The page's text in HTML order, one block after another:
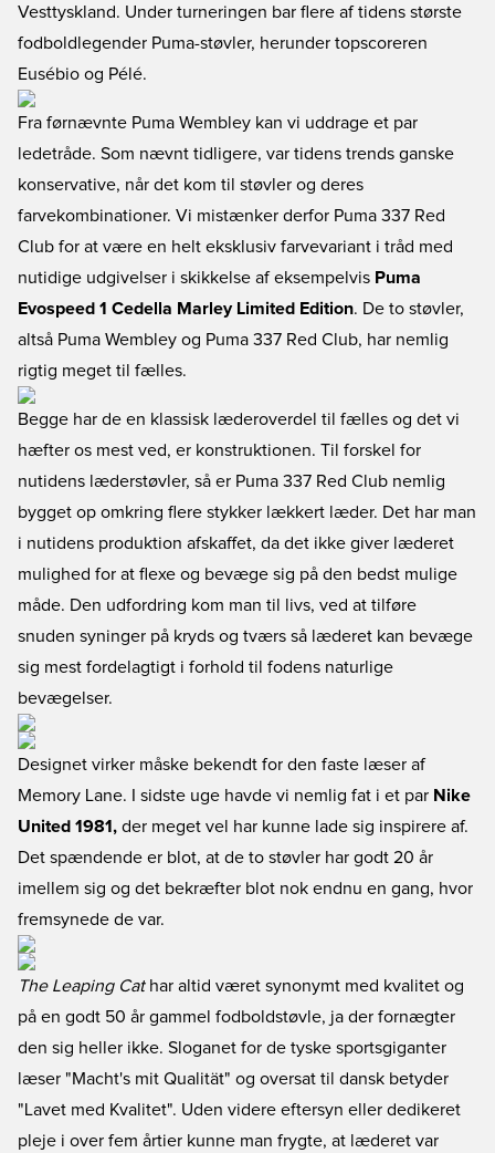
Vesttyskland. Under turneringen bar flere af tidens største
fodboldlegender Puma-støvler, herunder topscoreren
Eusébio og Pélé.
Fra førnævnte Puma Wembley kan vi uddrage et par
ledetråde. Som nævnt tidligere, var tidens trends ganske
konservative, når det kom til støvler og deres
farvekombinationer. Vi mistænker derfor Puma 337 Red
Club for at være en helt eksklusiv farvevariant i tråd med
nutidige udgivelser i skikkelse af eksempelvis Puma
Evospeed 1 Cedella Marley Limited Edition. De to støvler,
altså Puma Wembley og Puma 337 Red Club, har nemlig
rigtig meget til fælles.
Begge har de en klassisk læderoverdel til fælles og det vi
hæfter os mest ved, er konstruktionen. Til forskel for
nutidens læderstøvler, så er Puma 337 Red Club nemlig
bygget op omkring flere stykker lækkert læder. Det har man
i nutidens produktion afskaffet, da det ikke giver læderet
mulighed for at flexe og bevæge sig på den bedst mulige
måde. Den udfordring kom man til livs, ved at tilføre
snuden syninger på kryds og tværs så læderet kan bevæge
sig mest fordelagtigt i forhold til fodens naturlige
bevægelser.
Designet virker måske bekendt for den faste læser af
Memory Lane. I sidste uge havde vi nemlig fat i et par Nike
United 1981, der meget vel har kunne lade sig inspirere af.
Det spændende er blot, at de to støvler har godt 20 år
imellem sig og det bekræfter blot nok endnu en gang, hvor
fremsynede de var.
The Leaping Cathar altid været synonymt med kvalitet og
på en godt 50 år gammel fodboldstøvle, ja der fornægter
den sig heller ikke. Sloganet for de tyske sportsgiganter
læser "Macht's mit Qualität" og oversat til dansk betyder
"Lavet med Kvalitet". Uden videre eftersyn eller dedikeret
pleje i over fem årtier kunne man frygte, at læderet var